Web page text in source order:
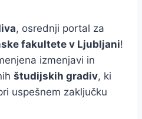
, osrednji portal za
fakultete v Ljubljani!
izmenjavi in
študijskih gradiv, ki
uspešnem zaključku